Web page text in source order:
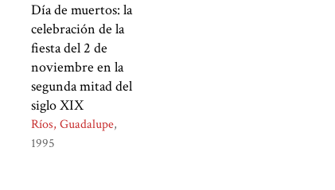
Día de muertos: la
celebración de la
fiesta del 2 de
noviembre en la
segunda mitad del
siglo XIX
Ríos, Guadalupe
1995